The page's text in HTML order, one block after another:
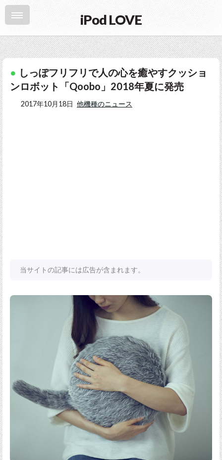
iPod LOVE
しっぽフリフリで人の心を癒やすクッショ
ンロボット「Qoobo」2018年夏に発売
2017年10月18日 他機種のニュース
当サイトの記事には広告が含まれます。